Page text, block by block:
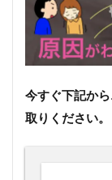
今すぐ下記か
取りください。